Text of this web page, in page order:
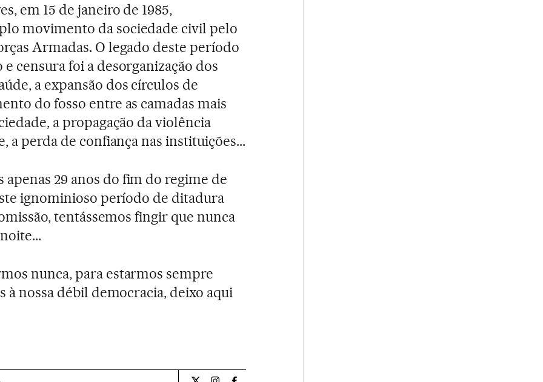
em 15 de janeiro de 1985,
movimento da sociedade civil pelo
Armadas. O legado deste período
censura foi a desorganização dos
a expansão dos círculos de
do fosso entre as camadas mais
a propagação da violência
a perda de confiança nas instituições...
29 anos do fim do regime de
ignominioso período de ditadura
tentássemos fingir que nunca
nunca, para estarmos sempre
à nossa débil democracia, deixo aqui